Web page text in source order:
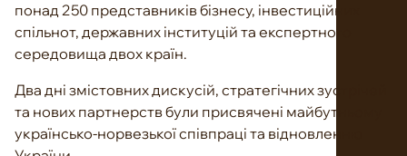
понад 250 представників бізнесу, інвестиційних
спільнот, державних інституцій та експертного
середовища двох країн.
Два дні змістовних дискусій, стратегічних зустрічей
та нових партнерств були присвячені майбутньому
українсько-норвезької співпраці та відновленню